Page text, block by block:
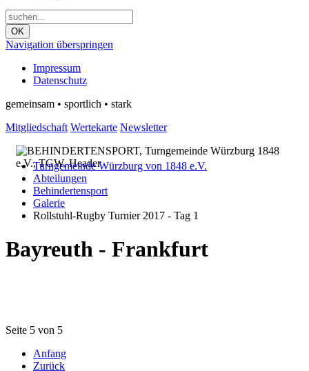
OK
Navigation überspringen
Impressum
Datenschutz
gemeinsam • sportlich • stark
Mitgliedschaft Wertekarte Newsletter
Turngemeinde Würzburg von 1848 e.V.
Abteilungen
Behindertensport
Galerie
Rollstuhl-Rugby Turnier 2017 - Tag 1
Bayreuth - Frankfurt
Seite 5 von 5
Anfang
Zurück